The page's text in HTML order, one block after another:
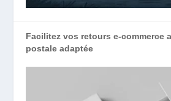
Facilitez vos retours e-commerce
postale adaptée